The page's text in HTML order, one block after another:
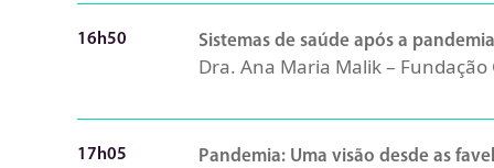
16h50 Sistemas de saúde após a
Dra. Ana Maria Malik – Fundação
17h05 Pandemia: Uma visão desde as